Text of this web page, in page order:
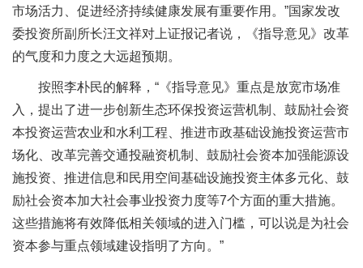
市场活力、促进经济持续健康发展有重要作用。”国家发改
委投资所副所长汪文祥对上证报记者说，《指导意见》改革
的气度和力度之大远超预期。
按照李朴民的解释，“《指导意见》重点是放宽市场准
入，提出了进一步创新生态环保投资运营机制、鼓励社会资
本投资运营农业和水利工程、推进市政基础设施投资运营市
场化、改革完善交通投融资机制、鼓励社会资本加强能源设
施投资、推进信息和民用空间基础设施投资主体多元化、鼓
励社会资本加大社会事业投资力度等7个方面的重大措施。
这些措施将有效降低相关领域的进入门槛，可以说是为社会
资本参与重点领域建设指明了方向。”